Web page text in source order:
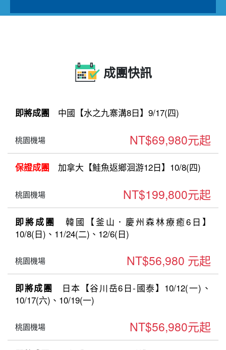
成團快訊
即將成團 中國【水之九寨溝8日】9/17(四)
桃園機場 NT$69,980元起
保證成團 加拿大【鮭魚返鄉洄游12日】10/8(四)
桃園機場 NT$199,800元起
即將成團
韓國【釜山．慶州森林療癒6日】
10/8(日)、11/24(二)、12/6(日)
桃園機場 NT$56,980 元起
即將成團
日本【谷川岳6日-國泰】10/12(一)、
10/17(六)、10/19(一)
桃園機場 NT$56,980元起